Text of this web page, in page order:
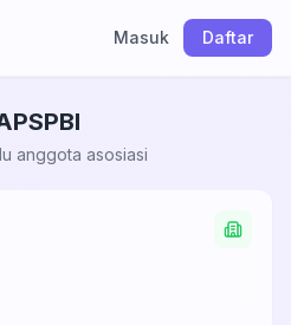
Masuk Daftar
anggota asosiasi